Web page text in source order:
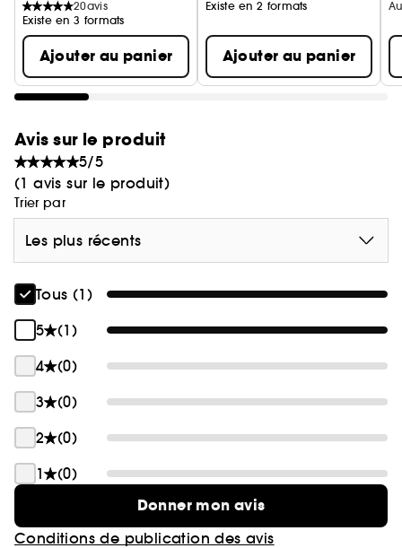
20avis
Existe en 3 formats
Ajouter au panier
Existe en 2 formats
Ajouter au panier
Avis sur le produit
5/5
(1 avis sur le produit)
Trier par
Les plus récents
Tous (1)
5
(1)
4
(0)
3
(0)
2
(0)
1
(0)
Donner mon avis
Conditions de publication des avis